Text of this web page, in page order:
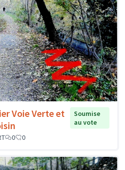
Voie Verte et
Soumise
au vote
0 0